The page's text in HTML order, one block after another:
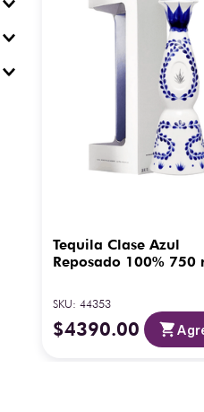
Tequila Clase Azul
Reposado 100% 750
SKU:44353
$4390.00